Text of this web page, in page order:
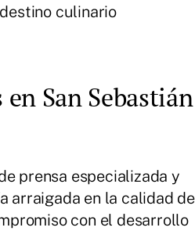
culinario
San Sebastián
prensa especializada y
arraigada en la calidad de
con el desarrollo